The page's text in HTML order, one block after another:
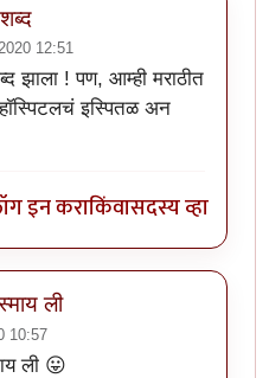
12:51
जवखेडकरbyटर्मीनेटर
झाला ! पण, आम्ही मराठीत
इस्पितळ अन
इन कराकिंवासदस्य व्हा
ली
10:57
ली 😛